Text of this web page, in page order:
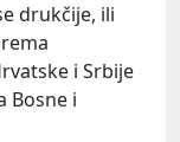
drukčije, ili
i Srbije
Bosne i